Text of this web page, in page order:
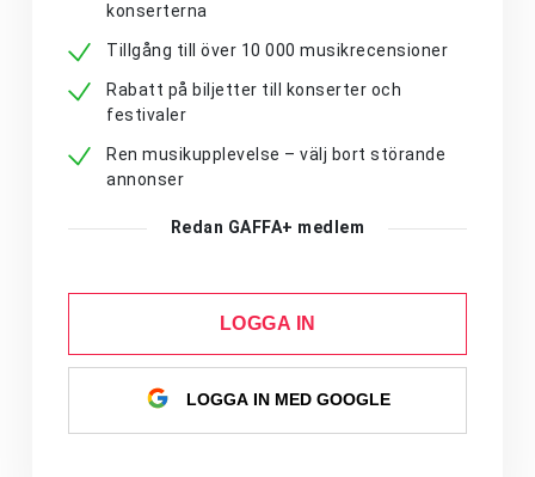
konserterna
Tillgång till över 10 000 musikrecensioner
Rabatt på biljetter till konserter och
festivaler
Ren musikupplevelse – välj bort störande
annonser
Redan GAFFA+ medlem
LOGGA IN
LOGGA IN MED GOOGLE